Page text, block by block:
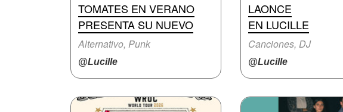
TOMATES EN VERANO
PRESENTA SU NUEVO
Alternativo, Punk
@Lucille
LAONCE
EN LUCILLE
Canciones, DJ
@Lucille